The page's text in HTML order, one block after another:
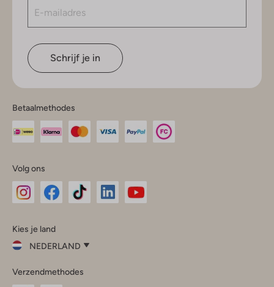
Schrijf je in
Betaalmethodes
Volg ons
InstagramFacebook
Kies je land
NEDERLAND
je
land
Verzendmethodes